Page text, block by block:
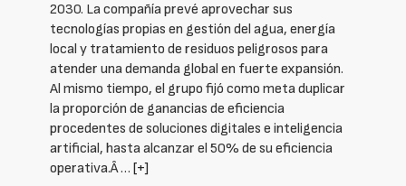
2030. La compañía prevé aprovechar sus
tecnologías propias en gestión del agua, energía
local y tratamiento de residuos peligrosos para
atender una demanda global en fuerte expansión.
Al mismo tiempo, el grupo fijó como meta duplicar
la proporción de ganancias de eficiencia
procedentes de soluciones digitales e inteligencia
artificial, hasta alcanzar el 50% de su eficiencia
operativa.Â … [+]